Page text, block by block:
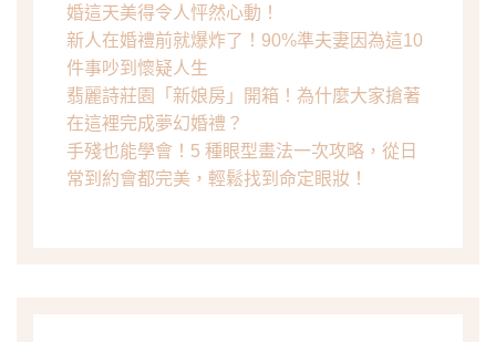
婚這天美得令人怦然心動！
新人在婚禮前就爆炸了！90%準夫妻因為這10
件事吵到懷疑人生
翡麗詩莊園「新娘房」開箱！為什麼大家搶著
在這裡完成夢幻婚禮？
手殘也能學會！5 種眼型畫法一次攻略，從日
常到約會都完美，輕鬆找到命定眼妝！